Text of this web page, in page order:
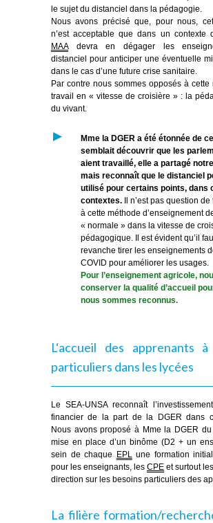
le sujet du distanciel dans la pédagogie.
Nous avons précisé que, pour nous,
n’est acceptable que dans un contexte
MAAdevraendégager les
distanciel pour anticiper une éventuelle
dans le cas d’une future crise sanitaire.
Par contre nous sommes opposés à cette
travail en « vitesse de croisière » : la
du vivant.
Mme la DGER a été étonnée de
semblait découvrir que les
aient travaillé, elle a partagé
mais reconnaît que le distanciel
utilisé pour certains points, dans
contextes.
Il n’est pas question
à cette méthode d’enseignement
« normale » dans la vitesse de
pédagogique. Il est évident qu’il
revanche tirer les enseignements
COVID pour améliorer les usages.
Pour l’enseignement agricole,
conserver la qualité d’accueil
nous sommes reconnus.
L‘accueil des apprenants à
particuliers dans les lycées
Le SEA-UNSA reconnaît
financier de la part de la DGER dans
Nous avons proposé à Mme la DGER
mise en place d’un binôme (D2 + un
sein de chaque
EPLune formation
pour les enseignants, les CPE et surtout
direction sur les besoins particuliers des
La filière formation/